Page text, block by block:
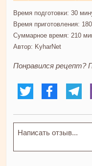
Время подготовки: 30
Время приготовления:
Суммарное время: 210
Автор: KyharNet
Понравился рецепт?